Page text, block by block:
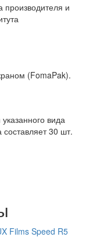
производителя и
(FomaPak).
вида
30 шт.